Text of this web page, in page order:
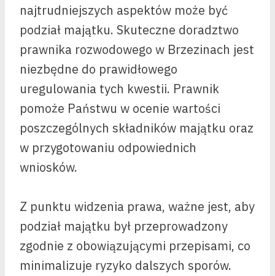
najtrudniejszych aspektów może być
podział majątku. Skuteczne doradztwo
prawnika rozwodowego w Brzezinach jest
niezbędne do prawidłowego
uregulowania tych kwestii. Prawnik
pomoże Państwu w ocenie wartości
poszczególnych składników majątku oraz
w przygotowaniu odpowiednich
wniosków.
Z punktu widzenia prawa, ważne jest, aby
podział majątku był przeprowadzony
zgodnie z obowiązującymi przepisami, co
minimalizuje ryzyko dalszych sporów.